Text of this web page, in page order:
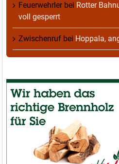
Feuerwehrlerbei Rotter
voll gesperrt
Zwischenruf bei Hoppala,